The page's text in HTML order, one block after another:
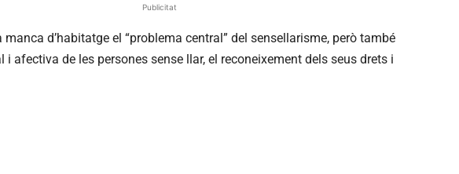
Publicitat
manca d’habitatge el “problema central” del sensellarisme, però també
i afectiva de les persones sense llar, el reconeixement dels seus drets i